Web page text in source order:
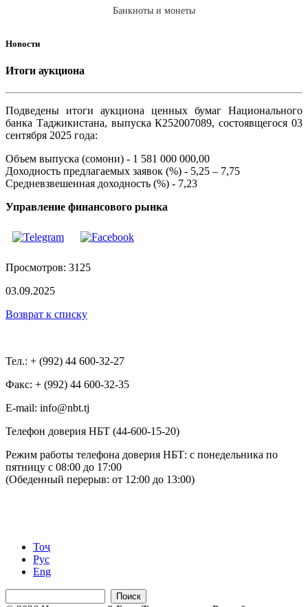
Банкноты и монеты
Новости
Итоги аукциона
Подведены итоги аукциона ценных бумаг Национального
банка Таджикистана, выпуска К252007089, состоявщегося 03
сентября 2025 года:
Объем выпуска (сомони) - 1 581 000 000,00
Доходность предлагаемых заявок (%) - 5,25 – 7,75
Средневзвешенная доходность (%) - 7,23
Управление финансового рынка
Просмотров: 3125
03.09.2025
Возврат к списку
Тел.: + (992) 44 600-32-27
Факс: + (992) 44 600-32-35
Е-mail: info@nbt.tj
Телефон доверия НБТ (44-600-15-20)
Режим работы телефона доверия НБТ: с понедельника по
пятницу с 08:00 до 17:00
(Обеденный перерыв: от 12:00 до 13:00)
Тоҷ
Рус
Eng
Поиск